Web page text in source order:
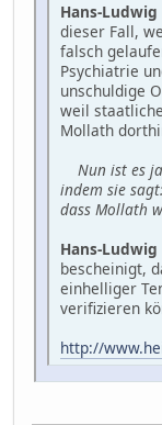
Hans-Ludwig
dieser Fall,
falsch
Psychiatrie
unschuldige
weil
Mollath
Nun ist es
indem sie
dass Mollath
Hans-Ludwig
bescheinigt,
einhelliger
verifizieren
http://